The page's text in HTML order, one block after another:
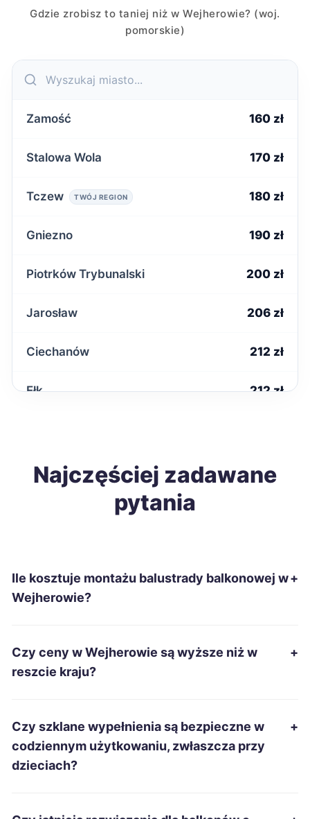
Gdzie zrobisz to taniej niż w Wejherowie? (woj.
pomorskie)
Zamość 160 zł
Stalowa Wola 170 zł
Tczew TWÓJ REGION 180 zł
Gniezno 190 zł
Piotrków Trybunalski 200 zł
Jarosław 206 zł
Ciechanów 212 zł
Ełk 212 zł
Starachowice 212 zł
Szczecinek 213 zł
Tomaszów Mazowiecki
Suwałki 215 zł
Najczęściej zadawane
pytania
Ile kosztuje montażu balustrady balkonowej w
Wejherowie?
+
Czy ceny w Wejherowie są wyższe niż w
reszcie kraju?
+
Czy szklane wypełnienia są bezpieczne w
codziennym użytkowaniu, zwłaszcza przy
dzieciach?
+